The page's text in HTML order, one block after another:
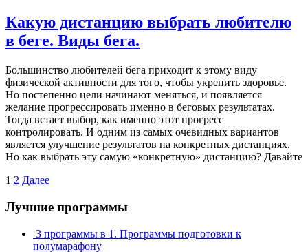
Какую дистанцию выбрать любителю
в беге. Виды бега.
Большинство любителей бега приходит к этому виду
физической активности для того, чтобы укрепить здоровье.
Но постепенно цели начинают меняться, и появляется
желание прогрессировать именно в беговых результатах.
Тогда встает выбор, как именно этот прогресс
контролировать. И одним из самых очевидных вариантов
является улучшение результатов на конкретных дистанциях.
Но как выбрать эту самую «конкретную» дистанцию? Давайте
Навигация
по
записям
1 2 Далее
Лучшие программы
3 программы в 1. Программы подготовки к
полумарафону